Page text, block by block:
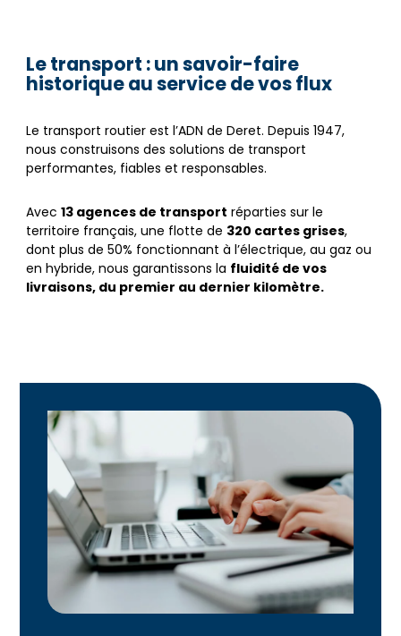
Le transport : un savoir-faire
historique au service de vos flux
Le transport routier est l’ADN de Deret. Depuis 1947,
nous construisons des solutions de transport
performantes, fiables et responsables.
Avec13 agences de transport réparties sur le
territoire français, une flotte de 320 cartes grises,
dont plus de 50% fonctionnant à l’électrique, au gaz ou
en hybride, nous garantissons la fluidité de vos
livraisons, du premier au dernier kilomètre.